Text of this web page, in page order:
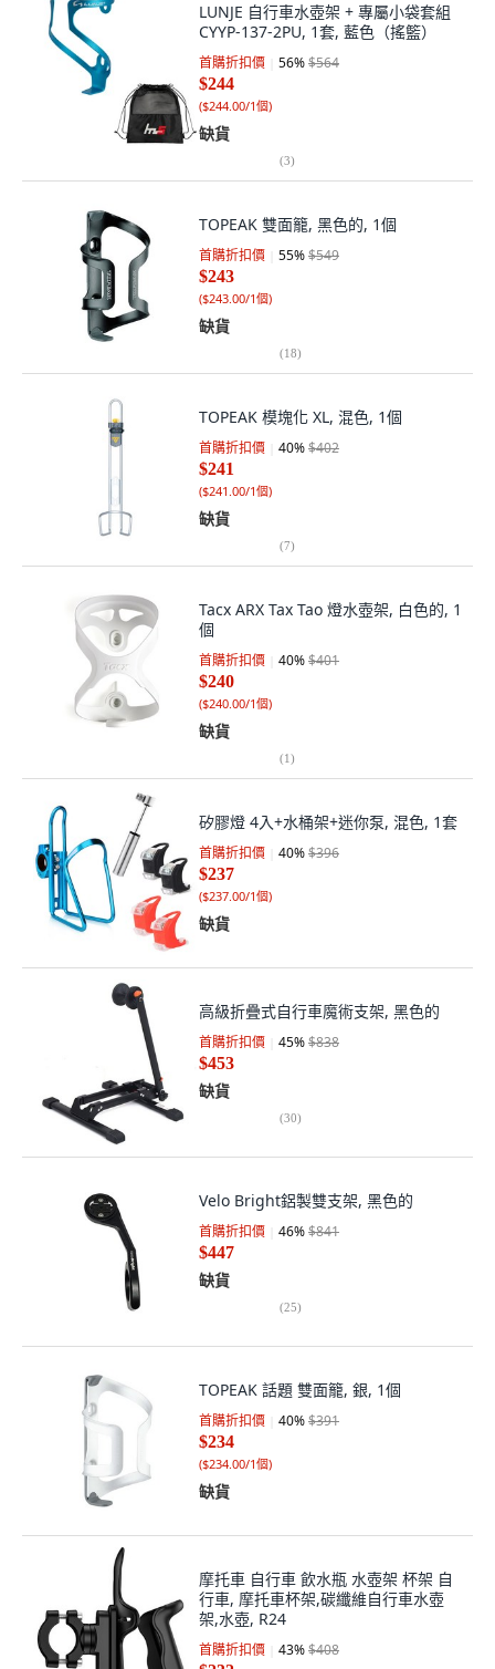
LUNJE 自行車水壺架 + 專屬小袋套組
CYYP-137-2PU, 1套, 藍色（搖籃）
首購折扣價 56%$564
$244
($244.00/1個)
缺貨
(3)
TOPEAK 雙面籠, 黑色的, 1個
首購折扣價 55%$549
$243
($243.00/1個)
缺貨
(18)
TOPEAK 模塊化 XL, 混色, 1個
首購折扣價 40%$402
$241
($241.00/1個)
缺貨
(7)
Tacx ARX Tax Tao 燈水壺架, 白色的, 1
個
首購折扣價 40%$401
$240
($240.00/1個)
缺貨
(1)
矽膠燈 4入+水桶架+迷你泵, 混色, 1套
首購折扣價 40%$396
$237
($237.00/1個)
缺貨
高級折疊式自行車魔術支架, 黑色的
首購折扣價 45%$838
$453
缺貨
(30)
Velo Bright鋁製雙支架, 黑色的
首購折扣價 46%$841
$447
缺貨
(25)
TOPEAK 話題 雙面籠, 銀, 1個
首購折扣價 40%$391
$234
($234.00/1個)
缺貨
摩托車 自行車 飲水瓶 水壺架 杯架 自
行車, 摩托車杯架,碳纖維自行車水壺
架,水壺, R24
首購折扣價 43%$408